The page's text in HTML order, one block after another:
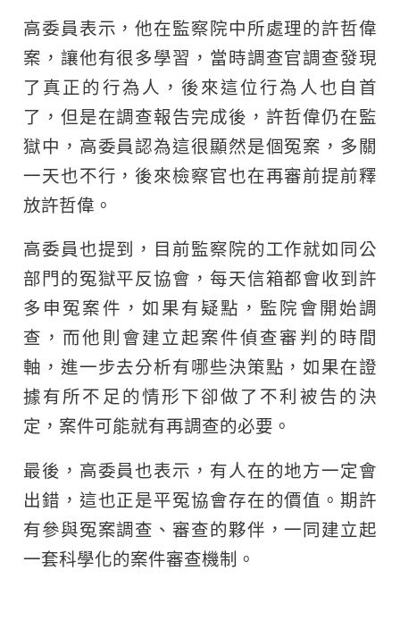
高委員表示，他在監察院中所處理的許哲偉
案，讓他有很多學習，當時調查官調查發現
了真正的行為人，後來這位行為人也自首
了，但是在調查報告完成後，許哲偉仍在監
獄中，高委員認為這很顯然是個冤案，多關
一天也不行，後來檢察官也在再審前提前釋
放許哲偉。
高委員也提到，目前監察院的工作就如同公
部門的冤獄平反協會，每天信箱都會收到許
多申冤案件，如果有疑點，監院會開始調
查，而他則會建立起案件偵查審判的時間
軸，進一步去分析有哪些決策點，如果在證
據有所不足的情形下卻做了不利被告的決
定，案件可能就有再調查的必要。
最後，高委員也表示，有人在的地方一定會
出錯，這也正是平冤協會存在的價值。期許
有參與冤案調查、審查的夥伴，一同建立起
一套科學化的案件審查機制。